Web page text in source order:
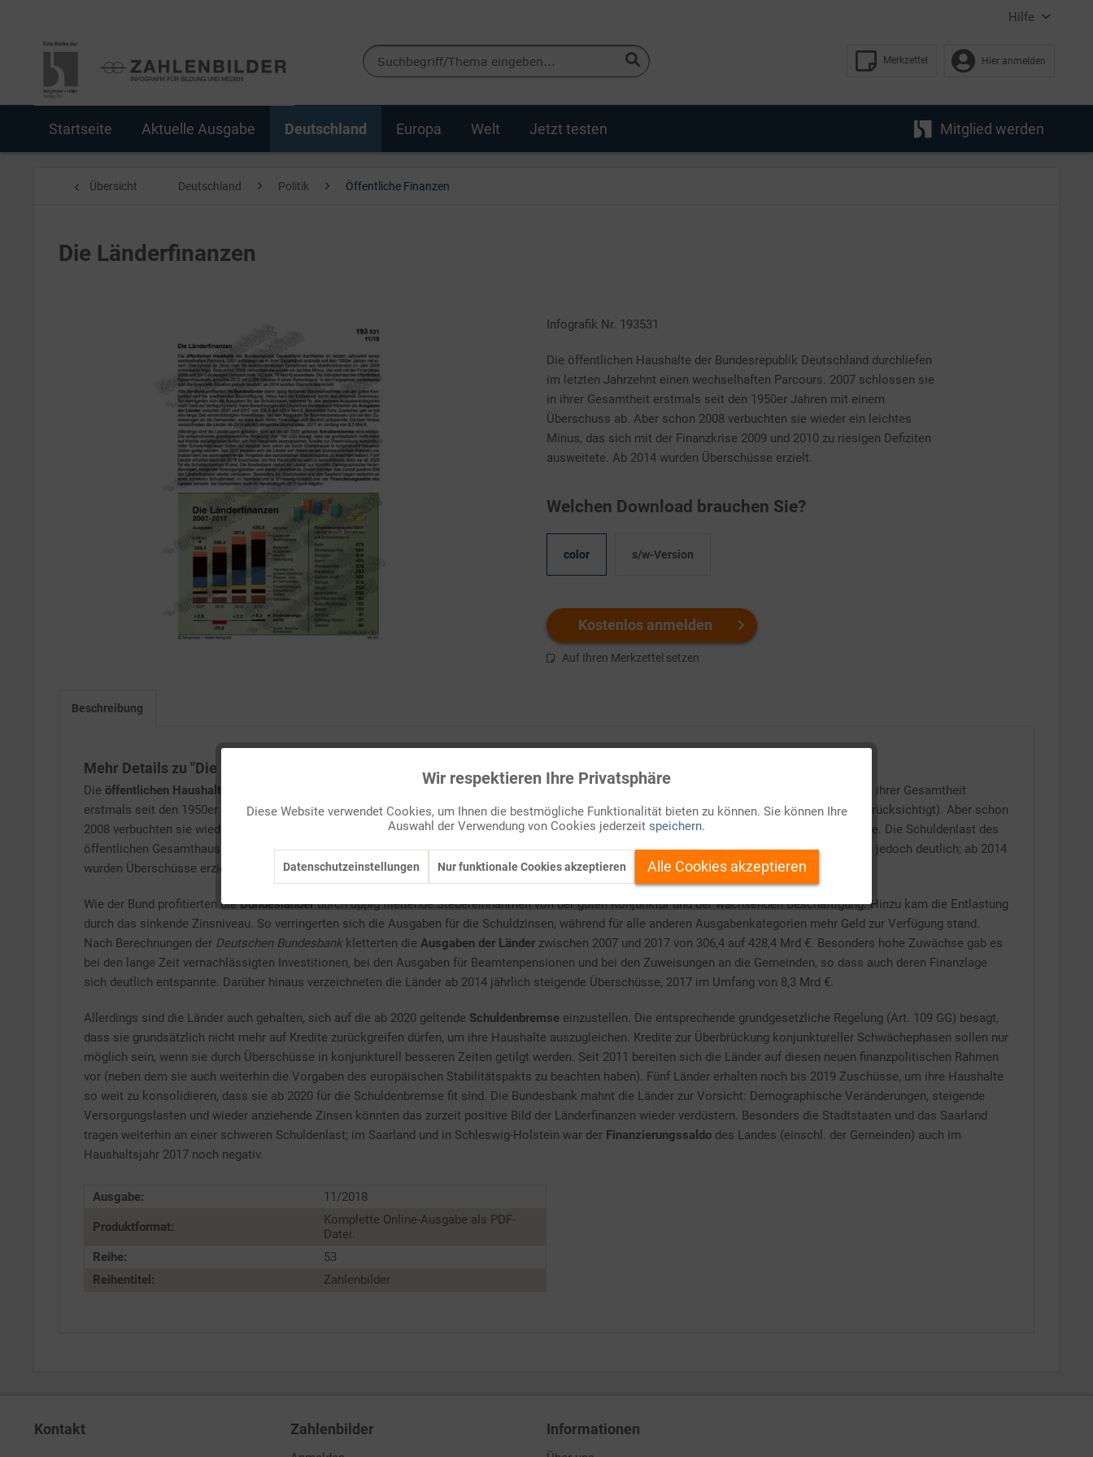
Hilfe
Merkzettel Hier anmelden
Startseite Aktuelle Ausgabe Deutschland Europa Welt Jetzt testen Mitglied werden
Übersicht Deutschland Politik Öffentliche Finanzen
Die Länderfinanzen
Infografik Nr. 193531
Die öffentlichen Haushalte der Bundesrepublik Deutschland durchliefen
im letzten Jahrzehnt einen wechselhaften Parcours. 2007 schlossen sie
in ihrer Gesamtheit erstmals seit den 1950er Jahren mit einem
Überschuss ab. Aber schon 2008 verbuchten sie wieder ein leichtes
Minus, das sich mit der Finanzkrise 2009 und 2010 zu riesigen Defiziten
ausweitete. Ab 2014 wurden Überschüsse erzielt.
Welchen Download brauchen Sie?
color s/w-Version
Kostenlos anmelden
Auf Ihren Merkzettel setzen
Beschreibung
Mehr Details zu "Die Länderfinanzen"
Die öffentlichen Haushalte
der Bundesrepublik Deutschland durchliefen im letzten Jahrzehnt einen wechselhaften Parcours. 2007 schlossen sie in ihrer Gesamtheit
erstmals seit den 1950er Jahren mit einem Überschuss ab (lässt man die außerordentlichen Einnahmen aus Mobilfunklizenzen im Jahr 2000 unberücksichtigt). Aber schon
2008 verbuchten sie wieder ein leichtes Minus, das sich mit der Finanzkrise 2009 und 2010 zu riesigen Defiziten (von 102 bzw. 75 Mrd €) ausweitete. Die Schuldenlast des
öffentlichen Gesamthaushalts erreichte 2012 mit 2,068 Billionen € einen Rekordstand. In den Folgejahren verbesserte sich die finanzielle Situation jedoch deutlich; ab 2014
wurden Überschüsse erzielt.
Wie der Bund profitierten dieBundesländerdurch üppig fließende Steuereinnahmen von der guten Konjunktur und der wachsenden Beschäftigung. Hinzu kam die Entlastung
durch das sinkende Zinsniveau. So verringerten sich die Ausgaben für die Schuldzinsen, während für alle anderen Ausgabenkategorien mehr Geld zur Verfügung stand.
Nach Berechnungen der Deutschen Bundesbankkletterten die Ausgaben der Länder zwischen 2007 und 2017 von 306,4 auf 428,4 Mrd €. Besonders hohe Zuwächse gab es
bei den lange Zeit vernachlässigten Investitionen, bei den Ausgaben für Beamtenpensionen und bei den Zuweisungen an die Gemeinden, so dass auch deren Finanzlage
sich deutlich entspannte. Darüber hinaus verzeichneten die Länder ab 2014 jährlich steigende Überschüsse, 2017 im Umfang von 8,3 Mrd €.
Allerdings sind die Länder auch gehalten, sich auf die ab 2020 geltende Schuldenbremse einzustellen. Die entsprechende grundgesetzliche Regelung (Art. 109 GG) besagt,
dass sie grundsätzlich nicht mehr auf Kredite zurückgreifen dürfen, um ihre Haushalte auszugleichen. Kredite zur Überbrückung konjunktureller Schwächephasen sollen nur
möglich sein, wenn sie durch Überschüsse in konjunkturell besseren Zeiten getilgt werden. Seit 2011 bereiten sich die Länder auf diesen neuen finanzpolitischen Rahmen
vor (neben dem sie auch weiterhin die Vorgaben des europäischen Stabilitätspakts zu beachten haben). Fünf Länder erhalten noch bis 2019 Zuschüsse, um ihre Haushalte
so weit zu konsolidieren, dass sie ab 2020 für die Schuldenbremse fit sind. Die Bundesbank mahnt die Länder zur Vorsicht: Demographische Veränderungen, steigende
Versorgungslasten und wieder anziehende Zinsen könnten das zurzeit positive Bild der Länderfinanzen wieder verdüstern. Besonders die Stadtstaaten und das Saarland
tragen weiterhin an einer schweren Schuldenlast; im Saarland und in Schleswig-Holstein war der Finanzierungssaldo des Landes (einschl. der Gemeinden) auch im
Haushaltsjahr 2017 noch negativ.
Ausgabe: 11/2018
Produktformat:
Komplette Online-Ausgabe als PDF-
Datei.
Reihe:
53
Reihentitel:
Zahlenbilder
Kontakt Zahlenbilder Informationen
Inaktiv
Personalisierung Inaktiv
Service
Wir respektieren Ihre Privatsphäre
Diese Website verwendet Cookies, um Ihnen die bestmögliche Funktionalität bieten zu können. Sie können Ihre
Auswahl der Verwendung von Cookies jederzeit speichern.
Datenschutzeinstellungen Nur funktionale Cookies akzeptieren Alle Cookies akzeptieren